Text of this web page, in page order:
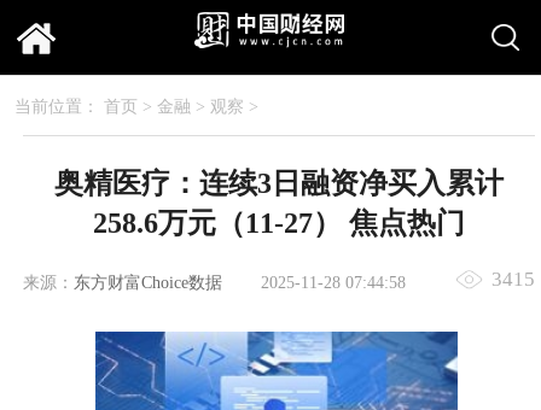
当前位置： 首页 > 金融 > 观察 >
奥精医疗：连续3日融资净买入累计
258.6万元（11-27） 焦点热门
来源： 东方财富Choice数据 2025-11-28 07:44:58 3415